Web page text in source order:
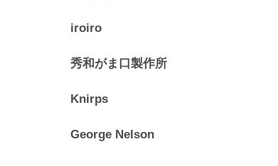
iroiro
秀和がま口製作所
Knirps
George Nelson